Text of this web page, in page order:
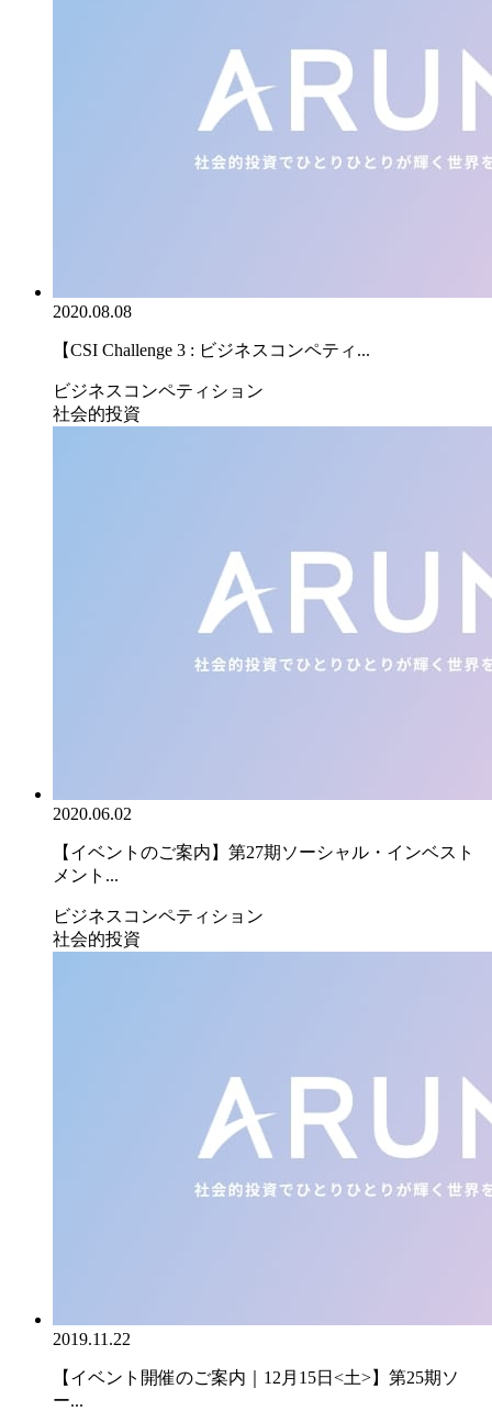
2020.08.08
【CSI Challenge 3 : ビジネスコンペティ...
ビジネスコンペティション
社会的投資
2020.06.02
【イベントのご案内】第27期ソーシャル・インベスト
メント...
ビジネスコンペティション
社会的投資
2019.11.22
【イベント開催のご案内｜12月15日<土>】第25期ソ
ー...